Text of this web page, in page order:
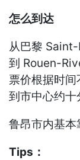
怎么到达
从巴黎
到 Rouen-
票价根据时
到市中心约十
鲁昂市内基本
Tips：